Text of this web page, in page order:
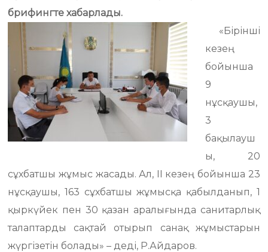
брифингте хабарлады.
«Бірінші
кезең
бойынша
9
нұсқаушы,
3
бақылауш
ы, 20
сұхбатшы жұмыс жасады. Ал, ІІ кезең бойынша 23
нұсқаушы, 163 сұхбатшы жұмысқа қабылданып, 1
қыркүйек пен 30 қазан аралығында санитарлық
талаптарды сақтай отырып санақ жұмыстарын
жүргізетін болады» – деді, Р.Айдаров.